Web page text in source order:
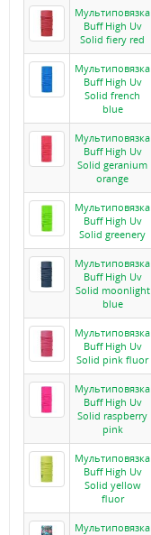
Мультиповязка
Buff High Uv
Solid fiery red
Мультиповязка
Buff High Uv
Solid french
blue
Мультиповязка
Buff High Uv
Solid geranium
orange
Мультиповязка
Buff High Uv
Solid greenery
Мультиповязка
Buff High Uv
Solid moonlight
blue
Мультиповязка
Buff High Uv
Solid pink fluor
Мультиповязка
Buff High Uv
Solid raspberry
pink
Мультиповязка
Buff High Uv
Solid yellow
fluor
Мультиповязка